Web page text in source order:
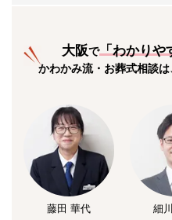
大阪で「わかりや
かわかみ流・お葬式相談
藤田 華代 細